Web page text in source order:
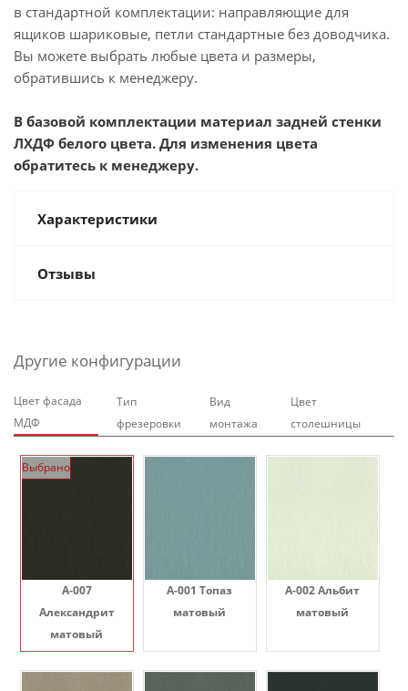
в стандартной комплектации: направляющие для
ящиков шариковые, петли стандартные без доводчика.
Вы можете выбрать любые цвета и размеры,
обратившись к менеджеру.
В базовой комплектации материал задней стенки
ЛХДФ белого цвета. Для изменения цвета
обратитесь к менеджеру.
Характеристики
Отзывы
Другие конфигурации
Цвет фасада
МДФ
Тип
фрезеровки
Вид
монтажа
Цвет
столешницы
A-007
Александрит
матовый
Выбрано
A-001 Топаз
матовый
A-002 Альбит
матовый